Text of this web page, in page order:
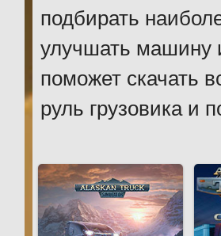
подбирать
улучшать машину
поможет скачать
руль грузовика и